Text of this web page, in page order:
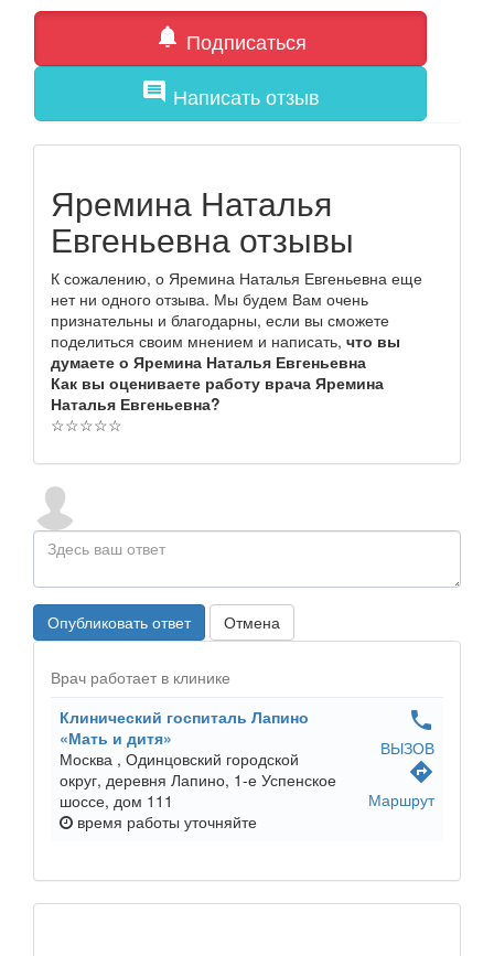
notifications Подписаться
comment Написать отзыв
Яремина Наталья
Евгеньевна отзывы
К сожалению, о Яремина Наталья Евгеньевна еще
нет ни одного отзыва. Мы будем Вам очень
признательны и благодарны, если вы сможете
поделиться своим мнением и написать, что вы
думаете о Яремина Наталья Евгеньевна
Как вы оцениваете работу врача Яремина
Наталья Евгеньевна?
☆☆☆☆☆
Опубликовать ответ Отмена
Врач работает в клинике
Клинический госпиталь Лапино
«Мать и дитя»
Москва , Одинцовский городской
округ, деревня Лапино, 1-е Успенское
шоссе, дом 111
время работы уточняйте
phone
ВЫЗОВ
directions
Маршрут